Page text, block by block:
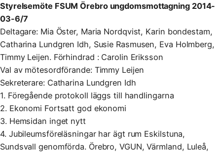
Styrelsemöte FSUM Örebro ungdomsmottagning 2014-
03-6/7
Deltagare: Mia Öster, Maria Nordqvist, Karin bondestam,
Catharina Lundgren Idh, Susie Rasmusen, Eva Holmberg,
Timmy Leijen. Förhindrad : Carolin Eriksson
Val av mötesordförande: Timmy Leijen
Sekreterare: Catharina Lundgren Idh
1. Föregående protokoll läggs till handlingarna
2. Ekonomi Fortsatt god ekonomi
3. Hemsidan inget nytt
4. Jubileumsföreläsningar har ägt rum Eskilstuna,
Sundsvall genomförda. Örebro, VGUN, Värmland, Luleå,
Medlemsmottagningar
Stipendier
Årsmöte
Mötesprotokoll
Konferensen
UMSAM
Vad är UMSAM?
Mötesanteckningar